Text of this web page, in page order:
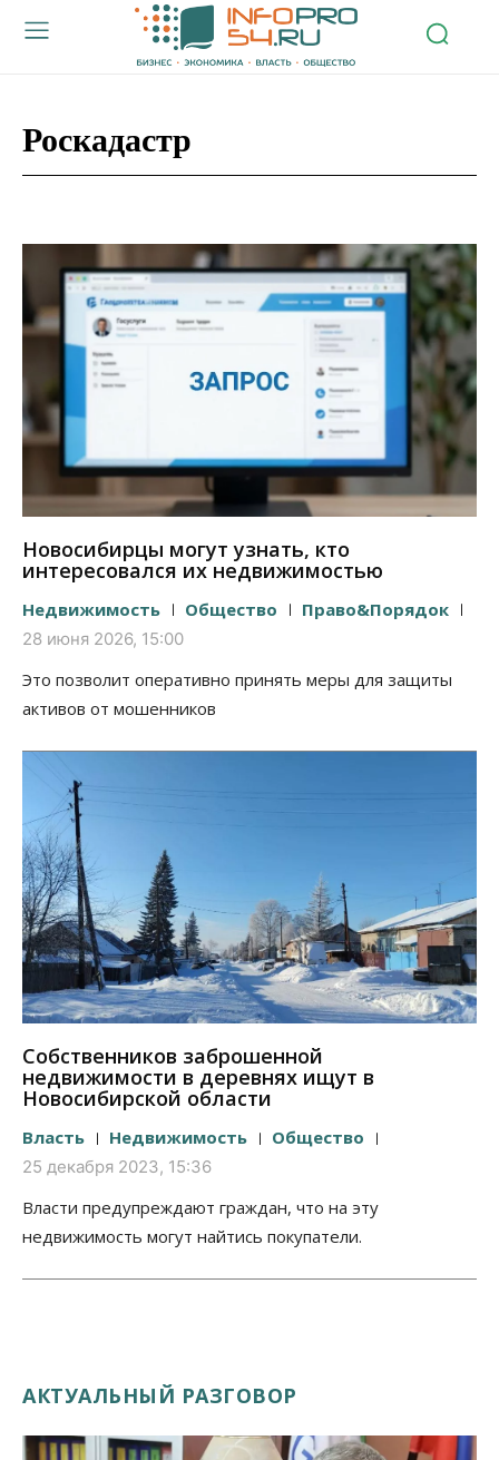
Роскадастр
Новосибирцы могут узнать, кто
интересовался их недвижимостью
Недвижимость Общество Право&Порядок
28 июня 2026, 15:00
Это позволит оперативно принять меры для защиты
активов от мошенников
Собственников заброшенной
недвижимости в деревнях ищут в
Новосибирской области
Власть Недвижимость Общество
25 декабря 2023, 15:36
Власти предупреждают граждан, что на эту
недвижимость могут найтись покупатели.
АКТУАЛЬНЫЙ РАЗГОВОР